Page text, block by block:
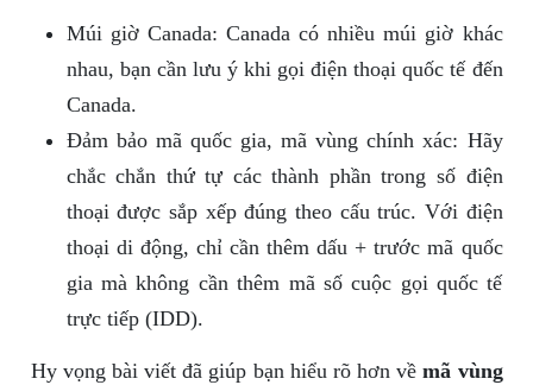
Múi giờ Canada: Canada có nhiều múi giờ khác
nhau, bạn cần lưu ý khi gọi điện thoại quốc tế đến
Canada.
Đảm bảo mã quốc gia, mã vùng chính xác: Hãy
chắc chắn thứ tự các thành phần trong số điện
thoại được sắp xếp đúng theo cấu trúc. Với điện
thoại di động, chỉ cần thêm dấu + trước mã quốc
gia mà không cần thêm mã số cuộc gọi quốc tế
trực tiếp (IDD).
Hy vọng bài viết đã giúp bạn hiểu rõ hơn vềmã vùng